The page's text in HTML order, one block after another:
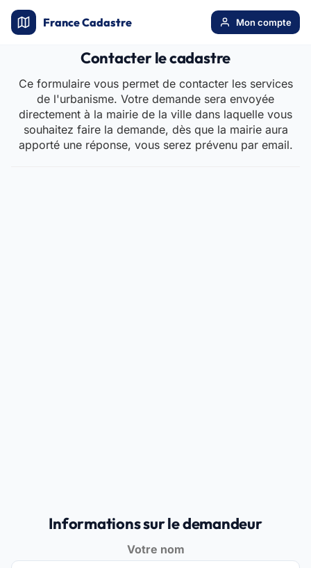
France Cadastre Mon compte
Contacter le cadastre
Ce formulaire vous permet de contacter les services
de l'urbanisme. Votre demande sera envoyée
directement à la mairie de la ville dans laquelle vous
souhaitez faire la demande, dès que la mairie aura
apporté une réponse, vous serez prévenu par email.
Informations sur le demandeur
Votre nom